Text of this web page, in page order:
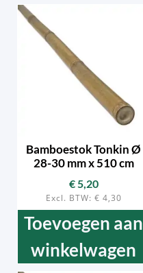
Bamboestok Tonkin Ø
28-30 mm x 510 cm
€5,20
Excl. BTW: € 4,30
Toevoegen aan
winkelwagen